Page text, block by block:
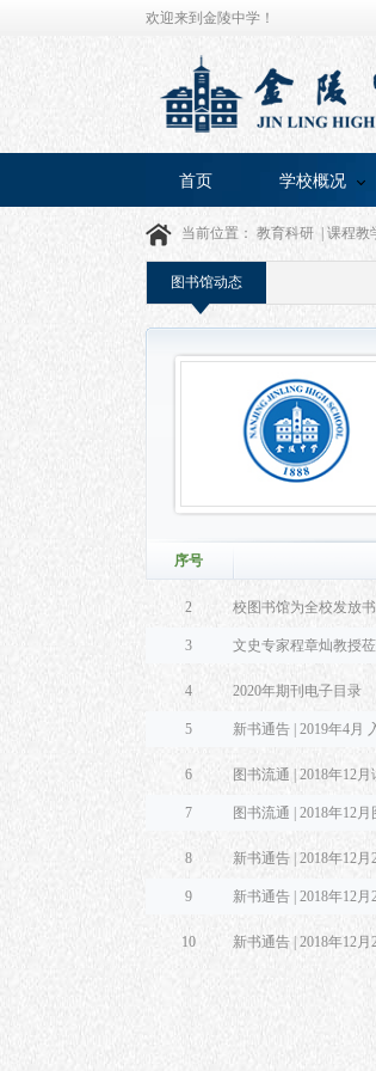
欢迎来到金陵中学！
首页 学校概况
当前位置： 教育科研 课程教
图书馆动态
序号
2 校图书馆为全校发放
3 文史专家程章灿教授
4 2020年期刊电子目录
5 新书通告 | 2019年4月
6 图书流通 | 2018年12
7 图书流通 | 2018年12
8 新书通告 | 2018年12月
9 新书通告 | 2018年12月
10 新书通告 | 2018年12月